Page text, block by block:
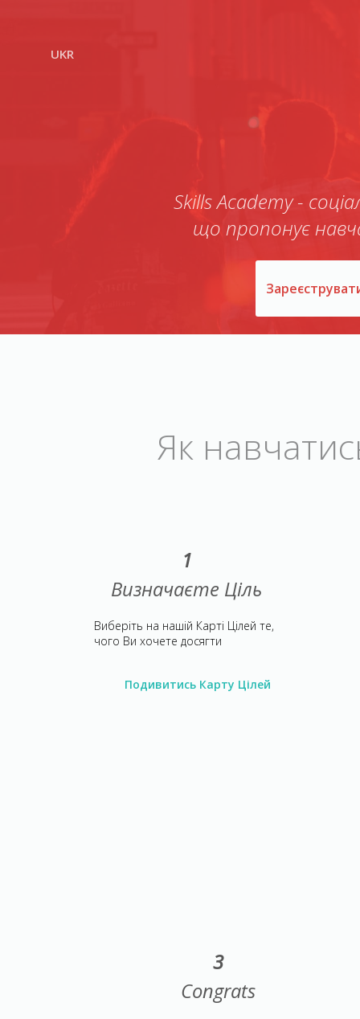
UKR
Skills Academy -
що пропонує
Як
1
Визначаєте Ціль
Виберіть на нашій Карті Цілей те,
чого Ви хочете досягти
Подивитись Карту Цілей
3
Congrats